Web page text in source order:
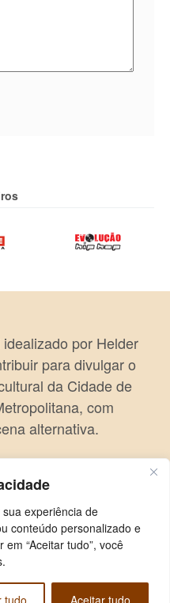
experiência de
conteúdo personalizado e
“Aceitar tudo”, você
tudo Aceitar tudo
por Helder
para divulgar o
da Cidade de
com
alternativa.